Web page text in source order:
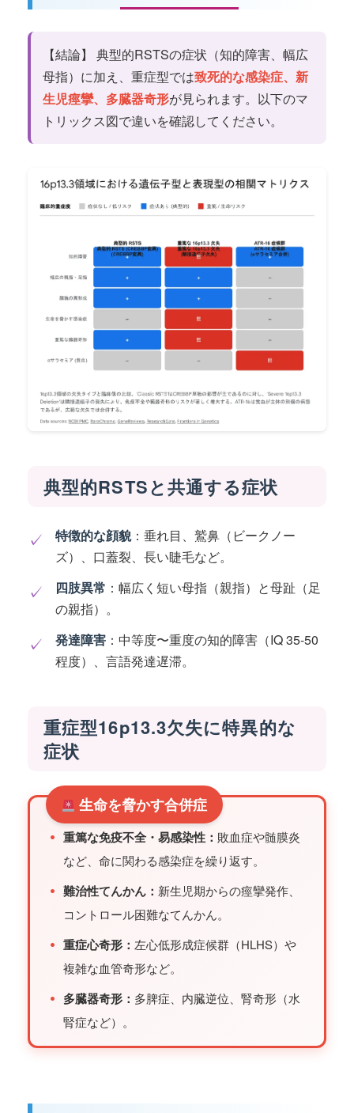
【結論】 典型的RSTSの症状（知的障害、幅広
母指）に加え、重症型では致死的な感染症、新
生児痙攣、多臓器奇形が見られます。以下のマ
トリックス図で違いを確認してください。
典型的RSTSと共通する症状
✓ 特徴的な顔貌：垂れ目、鷲鼻（ビークノー
ズ）、口蓋裂、長い睫毛など。
✓ 四肢異常 ：幅広く短い母指（親指）と母趾（足
の親指）。
✓ 発達障害 ：中等度〜重度の知的障害（IQ 35-50
程度）、言語発達遅滞。
重症型16p13.3欠失に特異的な
症状
生命を脅かす合併症
• 重篤な免疫不全・易感染性： 敗血症や髄膜炎
など、命に関わる感染症を繰り返す。
• 難治性てんかん： 新生児期からの痙攣発作、
コントロール困難なてんかん。
• 重症心奇形： 左心低形成症候群（HLHS）や
複雑な血管奇形など。
• 多臓器奇形： 多脾症、内臓逆位、腎奇形（水
腎症など）。